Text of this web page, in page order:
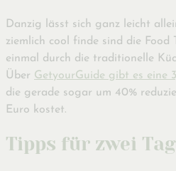
Danzig lässt sich ganz leicht
ziemlich cool finde sind die Food
einmal durch die traditionelle
Über GetyourGuide gibt es eine
die gerade sogar um 40%
Euro kostet.
Tipps für zwei